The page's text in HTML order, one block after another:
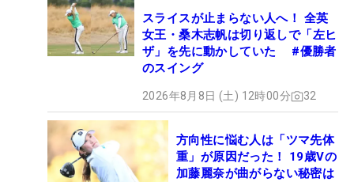
スライスが止まらない人へ！ 全英
女王・桑木志帆は切り返しで「左ヒ
ザ」を先に動かしていた #優勝者
のスイング
2026年8月8日 (土) 12時00分 32
方向性に悩む人は「ツマ先体
重」が原因だった！ 19歳Vの
加藤麗奈が曲がらない秘密は